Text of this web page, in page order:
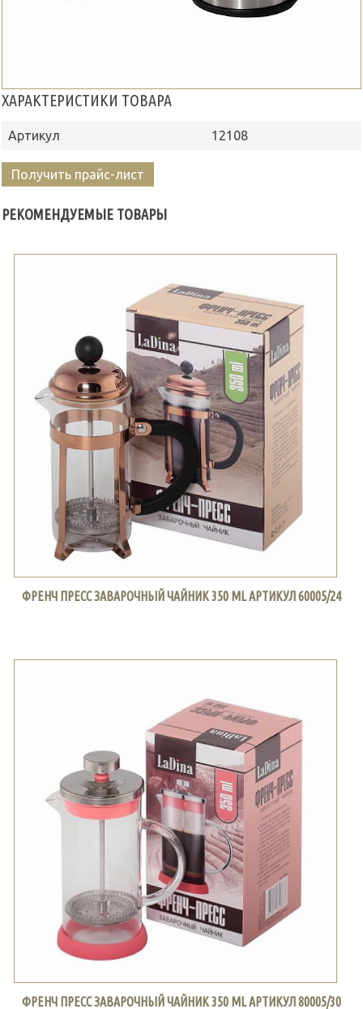
ХАРАКТЕРИСТИКИ ТОВАРА
Артикул 12108
Получить прайс-лист
РЕКОМЕНДУЕМЫЕ ТОВАРЫ
ФРЕНЧ ПРЕСС ЗАВАРОЧНЫЙ ЧАЙНИК 350 ML АРТИКУЛ 60005/24
ФРЕНЧ ПРЕСС ЗАВАРОЧНЫЙ ЧАЙНИК 350 ML АРТИКУЛ 80005/30